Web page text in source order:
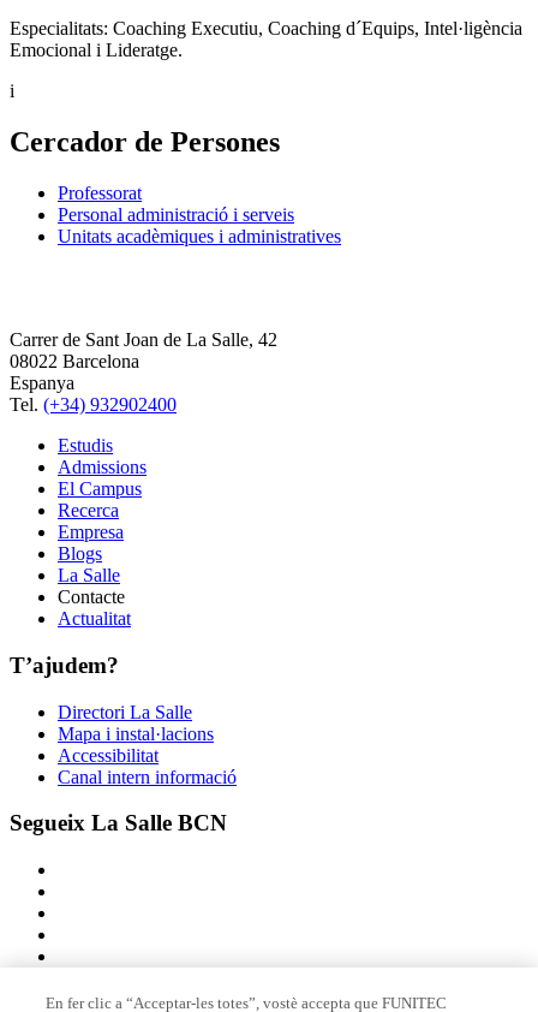
Especialitats: Coaching Executiu, Coaching d´Equips, Intel·ligència
Emocional i Lideratge.
i
Cercador de Persones
Professorat
Personal administració i serveis
Unitats acadèmiques i administratives
Carrer de Sant Joan de La Salle, 42
08022 Barcelona
Espanya
Tel. (+34) 932902400
Estudis
Admissions
El Campus
Recerca
Empresa
Blogs
La Salle
Contacte
Actualitat
T’ajudem?
Directori La Salle
Mapa i instal·lacions
Accessibilitat
Canal intern informació
Segueix La Salle BCN
En fer clic a “Acceptar-les totes”, vostè accepta que FUNITEC